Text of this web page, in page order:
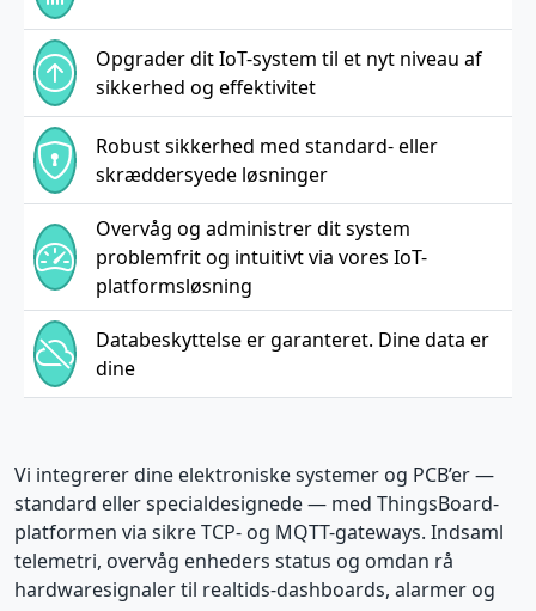
Opgrader dit IoT-system til et nyt niveau af
sikkerhed og effektivitet
Robust sikkerhed med standard- eller
skræddersyede løsninger
Overvåg og administrer dit system
problemfrit og intuitivt via vores IoT-
platformsløsning
Databeskyttelse er garanteret. Dine data er
dine
Vi integrerer dine elektroniske systemer og PCB’er —
standard eller specialdesignede — med ThingsBoard-
platformen via sikre TCP- og MQTT-gateways. Indsaml
telemetri, overvåg enheders status og omdan rå
hardwaresignaler til realtids-dashboards, alarmer og